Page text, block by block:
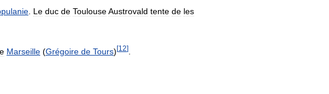
Le duc de ToulouseAustrovald tente de les
Marseille (Grégoire de Tours) [12]